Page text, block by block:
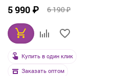
5 990 ₽ 6 190 ₽
Купить в один клик
Заказать оптом